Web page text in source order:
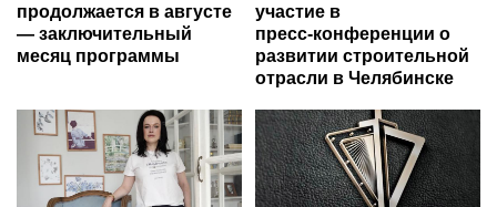
продолжается в августе
— заключительный
месяц программы
участие в
пресс‑конференции о
развитии строительной
отрасли в Челябинске